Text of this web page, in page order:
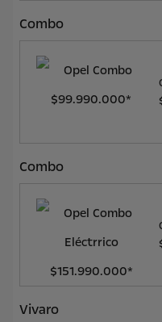
Combo
Combo
Vivaro